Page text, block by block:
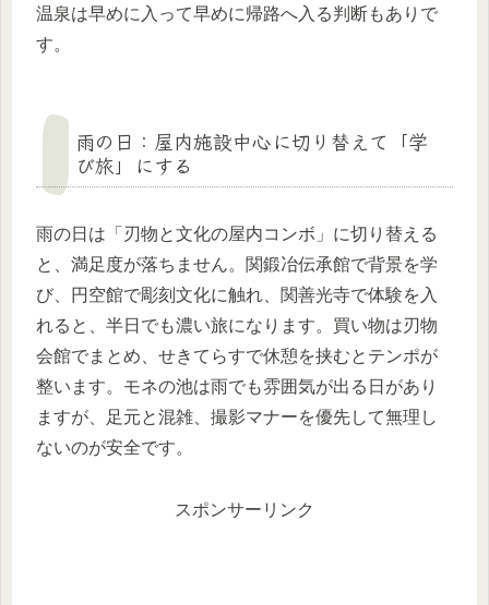
温泉は早めに入って早めに帰路へ入る判断もありで
す。
雨の日：屋内施設中心に切り替えて「学
び旅」にする
雨の日は「刃物と文化の屋内コンボ」に切り替える
と、満足度が落ちません。関鍛冶伝承館で背景を学
び、円空館で彫刻文化に触れ、関善光寺で体験を入
れると、半日でも濃い旅になります。買い物は刃物
会館でまとめ、せきてらすで休憩を挟むとテンポが
整います。モネの池は雨でも雰囲気が出る日があり
ますが、足元と混雑、撮影マナーを優先して無理し
ないのが安全です。
スポンサーリンク